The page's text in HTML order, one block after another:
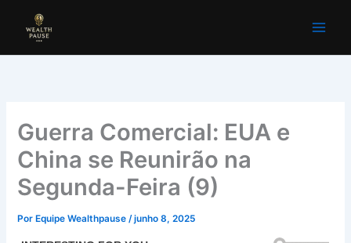
Guerra Comercial: EUA e
China se Reunirão na
Segunda-Feira (9)
Por Equipe Wealthpause/junho 8, 2025